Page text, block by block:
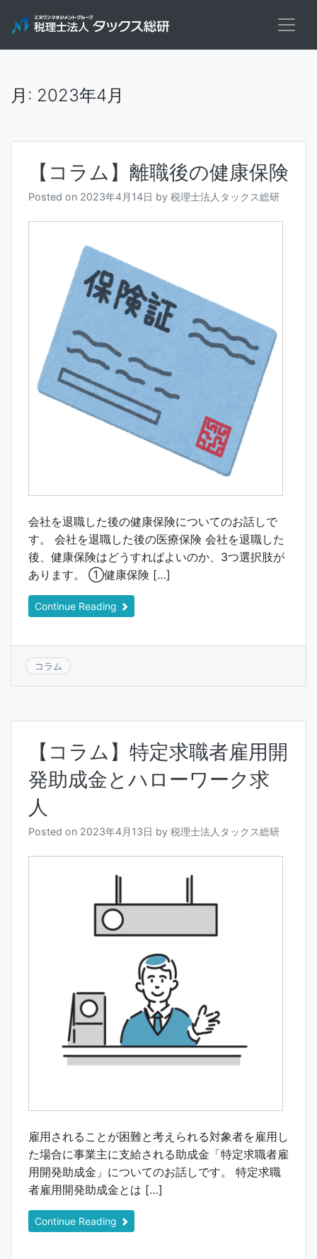
月: 2023年4月
【コラム】離職後の健康保険
Posted on 2023年4月14日 by 税理士法人タックス総研
会社を退職した後の健康保険についてのお話しで
す。 会社を退職した後の医療保険 会社を退職した
後、健康保険はどうすればよいのか、3つ選択肢が
あります。 ①健康保険 […]
Continue Reading
コラム
【コラム】特定求職者雇用開
発助成金とハローワーク求
人
Posted on 2023年4月13日 by 税理士法人タックス総研
雇用されることが困難と考えられる対象者を雇用し
た場合に事業主に支給される助成金「特定求職者雇
用開発助成金」についてのお話しです。 特定求職
者雇用開発助成金とは […]
Continue Reading